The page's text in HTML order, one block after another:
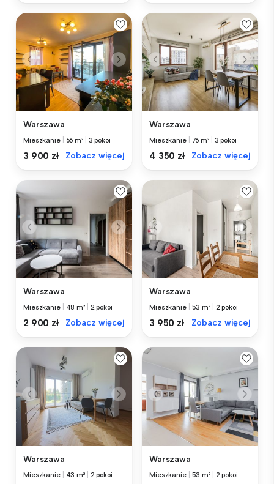
Warszawa
Mieszkanie 66 m² 3 pokoi
3 900 zł Zobacz więcej
Warszawa
Mieszkanie 76 m² 3 pokoi
4 350 zł Zobacz więcej
Warszawa
Mieszkanie 48 m² 2 pokoi
2 900 zł Zobacz więcej
Warszawa
Mieszkanie 53 m² 2 pokoi
3 950 zł Zobacz więcej
Warszawa
Mieszkanie 43 m² 2 pokoi
Warszawa
Mieszkanie 53 m² 2 pokoi